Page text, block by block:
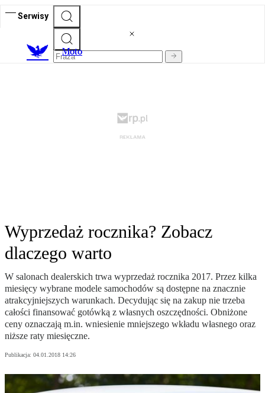
Serwisy
Moto
Wyprzedaż rocznika? Zobacz
dlaczego warto
W salonach dealerskich trwa wyprzedaż rocznika 2017. Przez kilka
miesięcy wybrane modele samochodów są dostępne na znacznie
atrakcyjniejszych warunkach. Decydując się na zakup nie trzeba
całości finansować gotówką z własnych oszczędności. Obniżone
ceny oznaczają m.in. wniesienie mniejszego wkładu własnego oraz
niższe raty miesięczne.
Publikacja: 04.01.2018 14:26